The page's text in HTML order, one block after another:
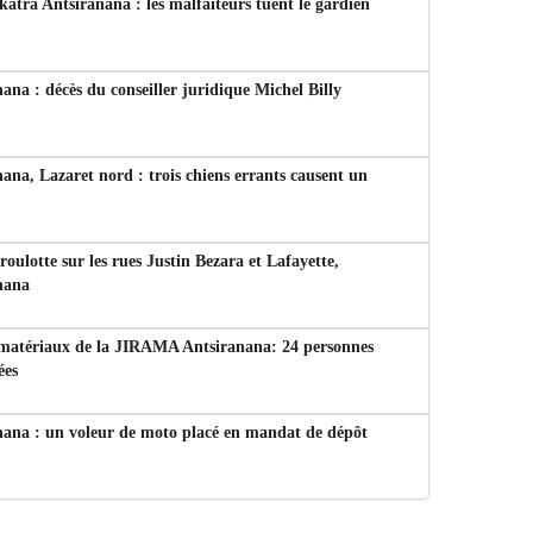
Antsiranana : les malfaiteurs tuent le gardien
: décès du conseiller juridique Michel Billy
Lazaret nord : trois chiens errants causent un
sur les rues Justin Bezara et Lafayette,
de la JIRAMA Antsiranana: 24 personnes
: un voleur de moto placé en mandat de dépôt